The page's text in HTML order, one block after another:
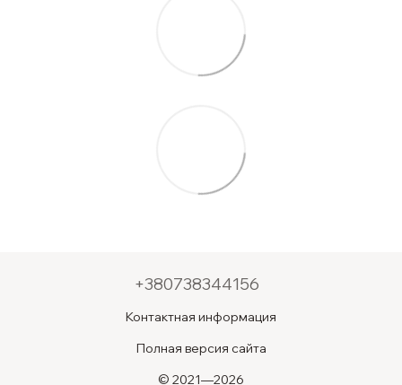
+380738344156
Контактная информация
Полная версия сайта
© 2021—2026